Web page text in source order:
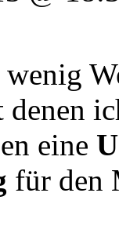
eine
für den